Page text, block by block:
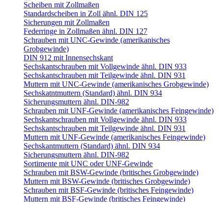
Scheiben mit Zollmaßen
Standardscheiben in Zoll ähnl. DIN 125
Sicherungen mit Zollmaßen
Federringe in Zollmaßen ähnl. DIN 127
Schrauben mit UNC-Gewinde (amerikanisches
Grobgewinde)
DIN 912 mit Innensechskant
Sechskantschrauben mit Vollgewinde ähnl. DIN 933
Sechskantschrauben mit Teilgewinde ähnl. DIN 931
Muttern mit UNC-Gewinde (amerikanisches Grobgewinde)
Sechskatntmuttern (Standard) ähnl. DIN 934
Sicherungsmuttern ähnl. DIN-982
Schrauben mit UNF-Gewinde (amerikanisches Feingewinde)
Sechskantschrauben mit Vollgewinde ähnl. DIN 933
Sechskantschrauben mit Teilgewinde ähnl. DIN 931
Muttern mit UNF-Gewinde (amerikanisches Feingewinde)
Sechskantmuttern (Standard) ähnl. DIN 934
Sicherungsmuttern ähnl. DIN-982
Sortimente mit UNC oder UNF-Gewinde
Schrauben mit BSW-Gewinde (britisches Grobgewinde)
Muttern mit BSW-Gewinde (britisches Grobgewinde)
Schrauben mit BSF-Gewinde (britisches Feingewinde)
Muttern mit BSF-Gewinde (britisches Feingewinde)